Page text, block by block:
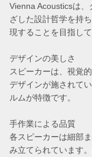
Vienna Acousticsは
ざした設計哲学を持
現することを目指して
デザインの美しさ
スピーカーは、視覚
デザインが施されて
ルムが特徴です。
手作業による品質
各スピーカーは細部
み立てられています